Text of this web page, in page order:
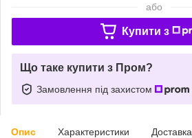
або
Купити з
Що таке купити з Пром?
Замовлення під захистом
Опис Характеристики Доставка